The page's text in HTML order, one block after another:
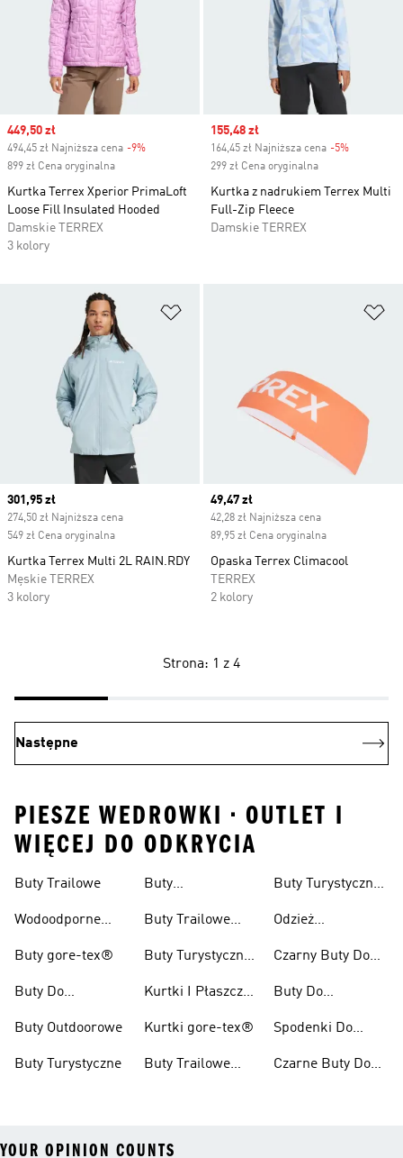
Sale price
449,50 zł
494,45 zł Najniższa cena -9%
899 zł Cena oryginalna
Kurtka Terrex Xperior PrimaLoft
Loose Fill Insulated Hooded
Damskie TERREX
3 kolory
Sale price
155,48 zł
164,45 zł Najniższa cena -5%
299 zł Cena oryginalna
Kurtka z nadrukiem Terrex Multi
Full-Zip Fleece
Damskie TERREX
Current price
301,95 zł
274,50 zł Najniższa cena
549 zł Cena oryginalna
Kurtka Terrex Multi 2L RAIN.RDY
Męskie TERREX
3 kolory
Current price
49,47 zł
42,28 zł Najniższa cena
89,95 zł Cena oryginalna
Opaska Terrex Climacool
TERREX
2 kolory
Strona: 1 z 4
Następne
PIESZE WEDROWKI • OUTLET I
WIĘCEJ DO ODKRYCIA
Buty Trailowe
Wodoodporne
W Terenie
Buty gore-tex®
Buty Do
Buty Outdoorowe
Buty Turystyczne
Buty
Buty Trailowe
Buty Turystyczne
Kurtki I Płaszcze
Kurtki gore-tex®
Buty Trailowe
Buty Turystyczne
Odzież
Czarny Buty Do
Wędrówek
Buty Do
Górskiego Dla
Kobiet
Spodenki Do
Trailowych
Czarne Buty Do
YOUR OPINION COUNTS